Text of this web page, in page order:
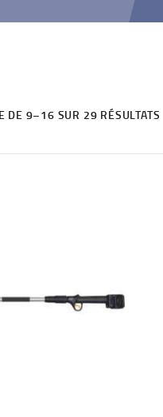
DE 9–16 SUR 29 RÉSULTATS